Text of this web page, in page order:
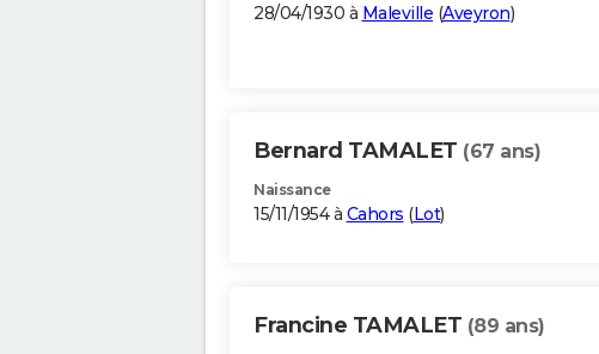
28/04/1930 à Maleville (Aveyron)
Bernard TAMALET (67 ans)
Naissance
15/11/1954 à Cahors (Lot)
Francine TAMALET (89 ans)